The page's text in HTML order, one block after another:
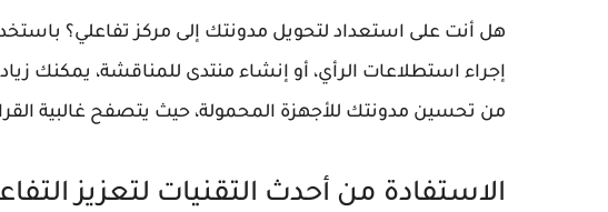
هل أنت على استعداد لتحويل مدونتك إلى مركز تفاعلي؟
إجراء استطلاعات الرأي، أو إنشاء منتدى للمناقشة، يمكنك
من تحسين مدونتك للأجهزة المحمولة، حيث يتصفح غالبية
الاستفادة من أحدث التقنيات لتعزيز